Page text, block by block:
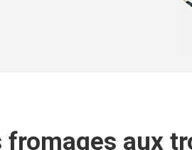
fromages aux